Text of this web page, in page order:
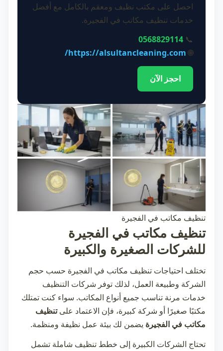
احصل على مكتب نظيف ومعقم بالكامل مع أفضل
خدمات تنظيف مكاتب في الفجيرة.
📞
0568829114
🌐
https://alsultancleaning.com/
احجز الآن
تنظيف مكاتب في الفجيرة
تنظيف مكاتب في الفجيرة
للشركات الصغيرة والكبيرة
تختلف احتياجات تنظيف مكاتب في الفجيرة حسب حجم
الشركة وطبيعة العمل، لذلك توفر شركات التنظيف
خدمات مرنة تناسب جميع أنواع المكاتب. سواء كنت تمتلك
مكتبًا صغيرًا أو شركة كبيرة، فإن الاعتماد علىتنظيف
مكاتب في الفجيرة يضمن لك بيئة عمل نظيفة ومنظمة.
تحتاج الشركات الكبيرة إلى خطط تنظيف شاملة تشمل